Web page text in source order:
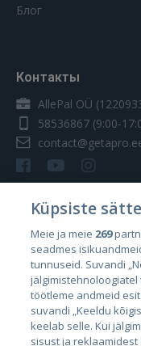
Блог
Контакты
AllePal OÜ
58536867 (9:00-
Страны
Эстония
Латвия
Литва
Küpsiste
Meie ja meie 269
seadmes
tunnuseid. Suvandi
töötleme andmeid
suvandi „Keeldu
keelab selle. Kui
sisust ja